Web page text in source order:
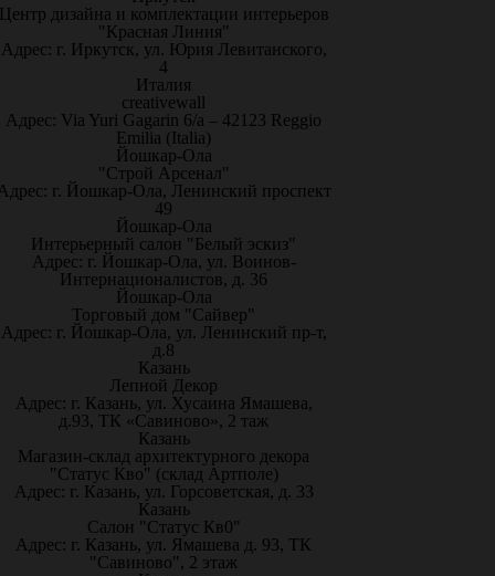
дизайна и комплектации интерьеров
"Красная Линия"
Адрес: г. Иркутск, ул. Юрия Левитанского,
4
Италия
creativewall
Адрес: Via Yuri Gagarin 6/a – 42123 Reggio
Emilia (Italia)
Йошкар-Ола
"Строй Арсенал"
г. Йошкар-Ола, Ленинский проспект
49
Йошкар-Ола
Интерьерный салон "Белый эскиз"
Адрес: г. Йошкар-Ола, ул. Воинов-
Интернационалистов, д. 36
Йошкар-Ола
Торговый дом "Сайвер"
Адрес: г. Йошкар-Ола, ул. Ленинский пр-т,
д.8
Казань
Лепной Декор
Адрес: г. Казань, ул. Хусаина Ямашева,
д.93, ТК «Савиново», 2 таж
Казань
Магазин-склад архитектурного декора
"Статус Кво" (склад Артполе)
Адрес: г. Казань, ул. Горсоветская, д. 33
Казань
Салон "Статус Кв0"
Адрес: г. Казань, ул. Ямашева д. 93, ТК
"Савиново", 2 этаж